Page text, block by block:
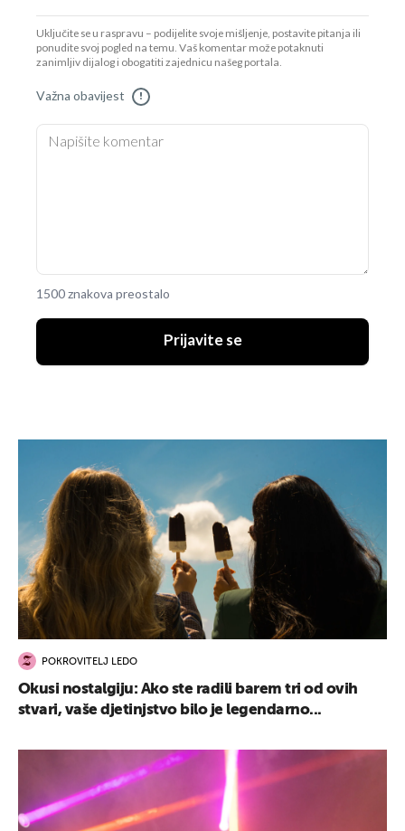
Uključite se u raspravu – podijelite svoje mišljenje, postavite pitanja ili
ponudite svoj pogled na temu. Vaš komentar može potaknuti
zanimljiv dijalog i obogatiti zajednicu našeg portala.
Važna obavijest !
1500 znakova preostalo
Prijavite se
POKROVITELJ LEDO
Okusi nostalgiju: Ako ste radili barem tri od ovih
stvari, vaše djetinjstvo bilo je legendarno...